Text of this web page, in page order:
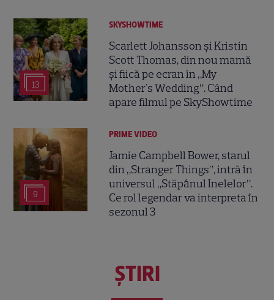
13
SKYSHOWTIME
Scarlett Johansson și Kristin
Scott Thomas, din nou mamă
și fiică pe ecran în „My
Mother's Wedding”. Când
apare filmul pe SkyShowtime
9
PRIME VIDEO
Jamie Campbell Bower, starul
din „Stranger Things”, intră în
universul „Stăpânul Inelelor”.
Ce rol legendar va interpreta în
sezonul 3
ŞTIRI